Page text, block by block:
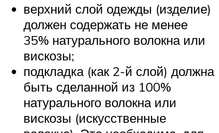
верхний слой одежды (изделие)
должен содержать не менее
35% натурального волокна или
вискозы;
подкладка (как 2-й слой) должна
быть сделанной из 100%
натурального волокна или
вискозы (искусственные